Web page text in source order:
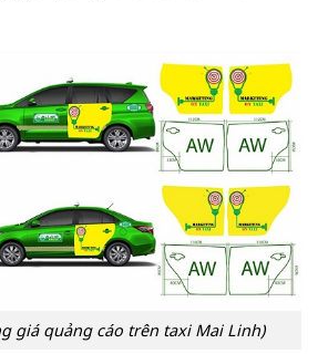
giá quảng cáo trên taxi Mai Linh)